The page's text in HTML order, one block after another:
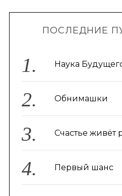
ПОСЛЕДНИЕ
Наука
Обнимашки
Счастье живёт
Первый шанс